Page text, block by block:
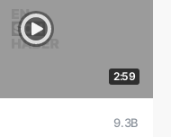
2:59
9.3B